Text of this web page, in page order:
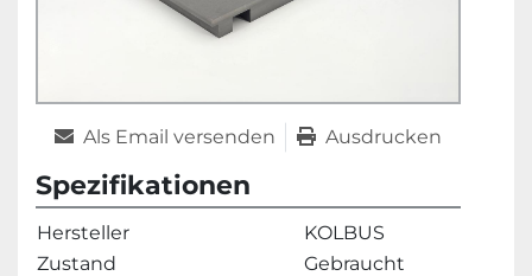
Als Email versenden Ausdrucken
Spezifikationen
Hersteller
KOLBUS
Zustand
Gebraucht